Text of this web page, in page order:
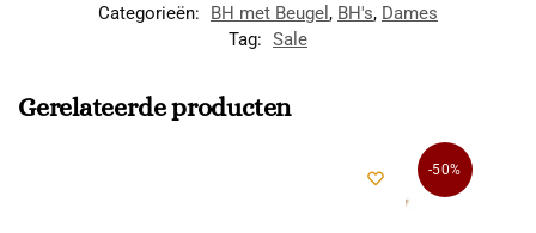
Categorieën:
BH met Beugel , BH's, Dames
Tag: Sale
Gerelateerde producten
-50%